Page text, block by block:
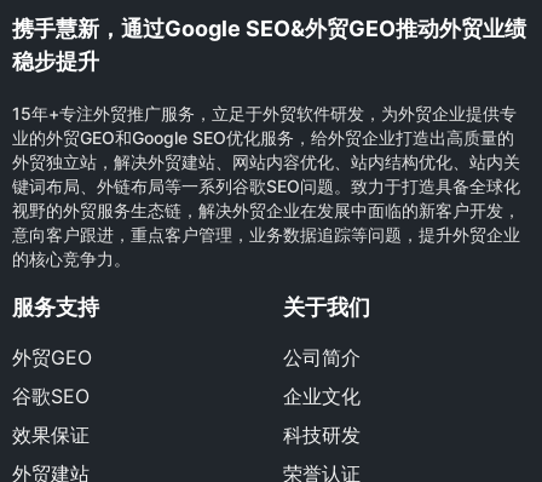
携手慧新，通过Google SEO&外贸GEO推动外贸业绩
稳步提升
15年+专注外贸推广服务，立足于外贸软件研发，为外贸企业提供专
业的外贸GEO和Google SEO优化服务，给外贸企业打造出高质量的
外贸独立站，解决外贸建站、网站内容优化、站内结构优化、站内关
键词布局、外链布局等一系列谷歌SEO问题。致力于打造具备全球化
视野的外贸服务生态链，解决外贸企业在发展中面临的新客户开发，
意向客户跟进，重点客户管理，业务数据追踪等问题，提升外贸企业
的核心竞争力。
服务支持
外贸GEO
谷歌SEO
效果保证
外贸建站
关于我们
公司简介
企业文化
科技研发
荣誉认证